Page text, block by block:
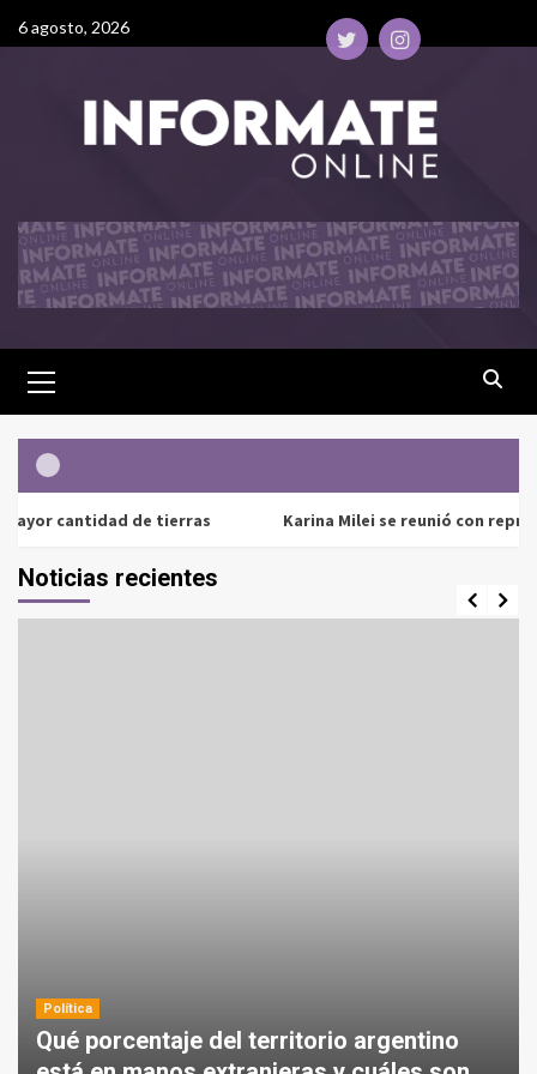
6 agosto, 2026
Karina Milei se reunió con representantes de Google para
Noticias recientes
Política
Qué porcentaje del territorio argentino